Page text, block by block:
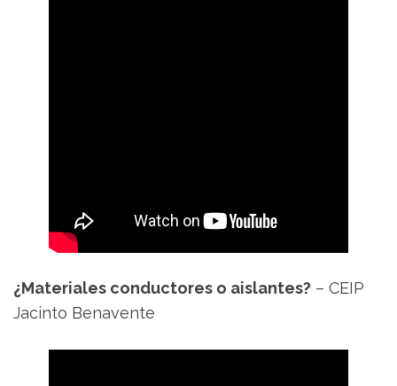
¿Materiales conductores o aislantes? – CEIP
Jacinto Benavente